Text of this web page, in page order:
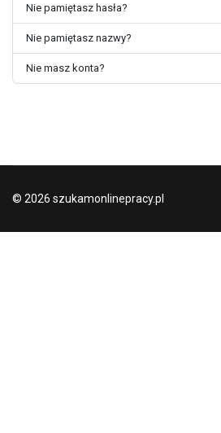
Nie pamiętasz hasła?
Nie pamiętasz nazwy?
Nie masz konta?
© 2026 szukamonlinepracy.pl